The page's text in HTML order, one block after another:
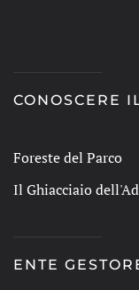
CONOSCERE
Foreste del Parco
Il Ghiacciaio
ENTE